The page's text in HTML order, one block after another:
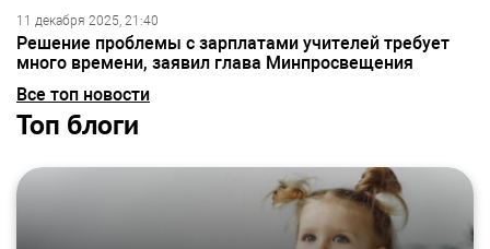
11 декабря 2025, 21:40
Решение проблемы с зарплатами учителей требует
много времени, заявил глава Минпросвещения
Все топ новости
Топ блоги